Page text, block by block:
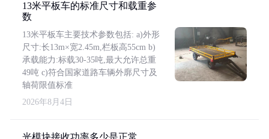
13米平板车的标准尺寸和载重参
数
13米平板车主要技术参数包括: a)外形
尺寸:长13m×宽2.45m,栏板高55cm b)
承载能力:标载30-35吨,最大允许总重
49吨 c)符合国家道路车辆外廓尺寸及
轴荷限值标准
2026年8月4日
光模块接收功率多少是正常